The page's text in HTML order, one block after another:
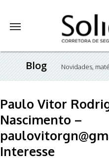
Blog Novidades,
Paulo Vitor
Nascimento –
Interesse